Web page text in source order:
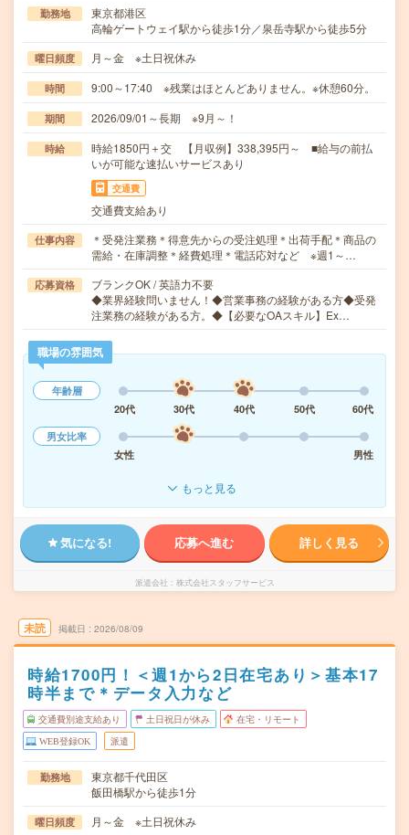
勤務地
東京都港区
高輪ゲートウェイ駅から徒歩1分／泉岳寺駅から徒歩5分
曜日頻度 月～金 ※土日祝休み
時間 9:00～17:40 ※残業はほとんどありません。※休憩60分。
期間 2026/09/01～長期 ※9月～！
時給
時給1850円＋交 【月収例】338,395円～ ■給与の前払
いが可能な速払いサービスあり
交通費
交通費支給あり
仕事内容
＊受発注業務＊得意先からの受注処理＊出荷手配＊商品の
需給・在庫調整＊経費処理＊電話応対など ※週1～…
応募資格
ブランクOK / 英語力不要
◆業界経験問いません！◆営業事務の経験がある方◆受発
注業務の経験がある方。◆【必要なOAスキル】Ex…
職場の雰囲気
年齢層
20代
30代 40代 50代
60代
男女比率
女性
男性
もっと見る
気になる! 応募へ進む 詳しく見る
派遣会社 株式会社スタッフサービス
未読 掲載日 2026/08/09
時給1700円！＜週1から2日在宅あり＞基本17
時半まで＊データ入力など
交通費別途支給あり 土日祝日が休み 在宅・リモート
WEB登録OK 派遣
勤務地
東京都千代田区
飯田橋駅から徒歩1分
曜日頻度 月～金 ※土日祝休み